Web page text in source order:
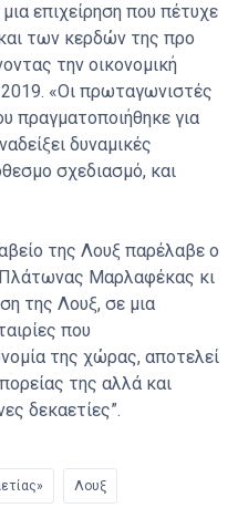
επιχείρηση που πέτυχε
των κερδών της προ
την οικονομική
«Οι πρωταγωνιστές
πραγματοποιήθηκε για
δυναμικές
σχεδιασμό, και
της Λουξ παρέλαβε ο
Πλάτωνας Μαρλαφέκας κι
της Λουξ, σε μια
που
της χώρας, αποτελεί
της αλλά και
δεκαετίες”.
Λουξ